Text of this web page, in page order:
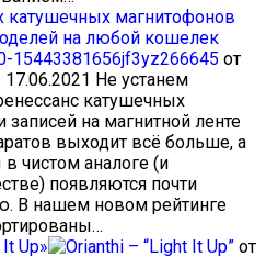
катушечных магнитофонов
на любой кошелек
от
17.06.2021 Не устанем
катушечных
записей на магнитной ленте
выходит всё больше, а
чистом аналоге (и
появляются почти
В нашем новом рейтинге
Up»
от